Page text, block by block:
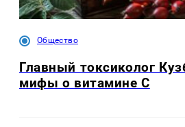
Общество
Главный токсиколог
мифы о витамине С